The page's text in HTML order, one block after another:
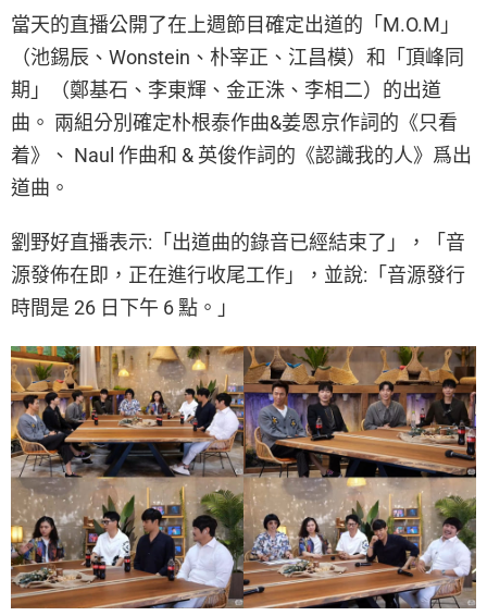
當天的直播公開了在上週節目確定出道的「M.O.M」
（池錫辰、Wonstein、朴宰正、江昌模）和「頂峰同
期」（鄭基石、李東輝、金正洙、李相二）的出道
曲。 兩組分別確定朴根泰作曲&姜恩京作詞的《只看
着》、 Naul 作曲和 & 英俊作詞的《認識我的人》爲出
道曲。
劉野好直播表示:「出道曲的錄音已經結束了」，「音
源發佈在即，正在進行收尾工作」，並說:「音源發行
時間是 26 日下午 6 點。」